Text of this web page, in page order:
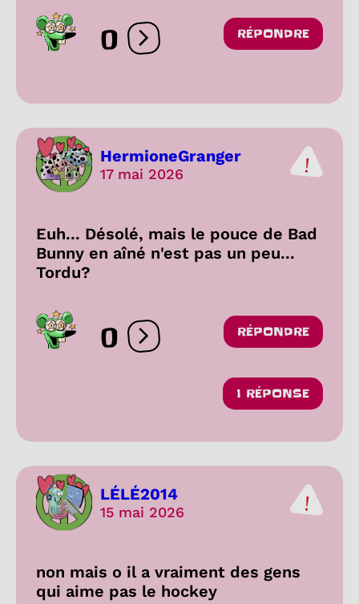
0 Ouvrir les réactions
RÉPONDRE
HermioneGranger
17 mai 2026
Euh... Désolé, mais le pouce de Bad
Bunny en aîné n'est pas un peu...
Tordu?
0 Ouvrir les réactions
RÉPONDRE
1 RÉPONSE
LÉLÉ2014
15 mai 2026
non mais o il a vraiment des gens
qui aime pas le hockey